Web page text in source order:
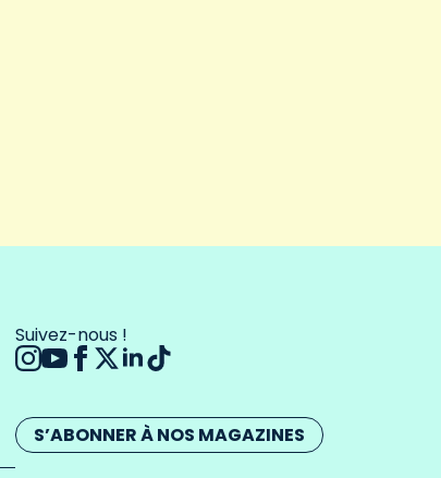
Suivez-nous !
S’ABONNER À NOS MAGAZINES